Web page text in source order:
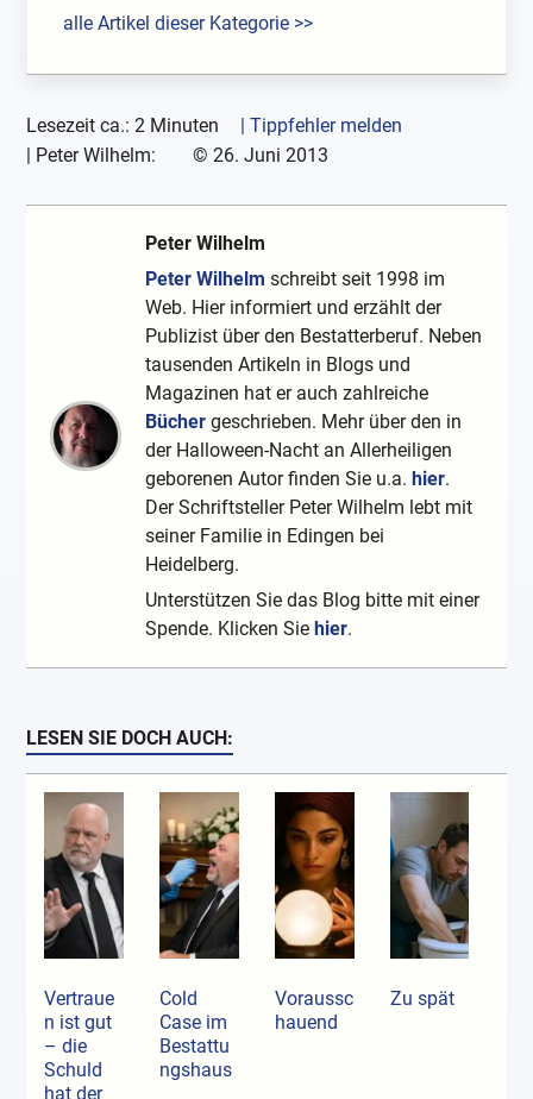
alle Artikel dieser Kategorie >>
Lesezeit ca.: 2 Minuten
| Tippfehler melden
Peter Wilhelm: © 26. Juni 2013
Peter Wilhelm
Peter Wilhelm schreibt seit 1998 im
Web. Hier informiert und erzählt der
Publizist über den Bestatterberuf. Neben
tausenden Artikeln in Blogs und
Magazinen hat er auch zahlreiche
Bücher geschrieben. Mehr über den in
der Halloween-Nacht an Allerheiligen
geborenen Autor finden Sie u.a. hier.
Der Schriftsteller Peter Wilhelm lebt mit
seiner Familie in Edingen bei
Heidelberg.
Unterstützen Sie das Blog bitte mit einer
Spende. Klicken Sie hier.
LESEN SIE DOCH AUCH:
Vertraue
n ist gut
– die
Schuld
hat der
Cold
Case im
Bestattu
ngshaus
Voraussc
hauend
Zu spät